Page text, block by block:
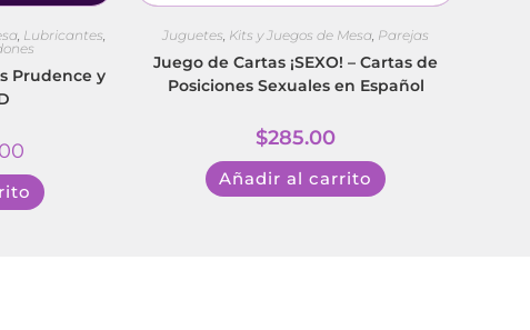
Lubricantes
Prudence y
Juguetes Kits y Juegos de Mesa Parejas
Juego de Cartas ¡SEXO! – Cartas de
Posiciones Sexuales en Español
$285.00
Añadir al carrito